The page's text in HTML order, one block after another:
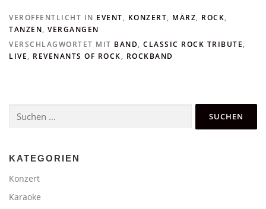
VERÖFFENTLICHT IN EVENT, KONZERT, MÄRZ, ROCK,
TANZEN, VERGANGEN
VERSCHLAGWORTET MIT BAND, CLASSIC ROCK TRIBUTE,
LIVE, REVENANTS OF ROCK, ROCKBAND
nach:
KATEGORIEN
Konzert
Karaoke